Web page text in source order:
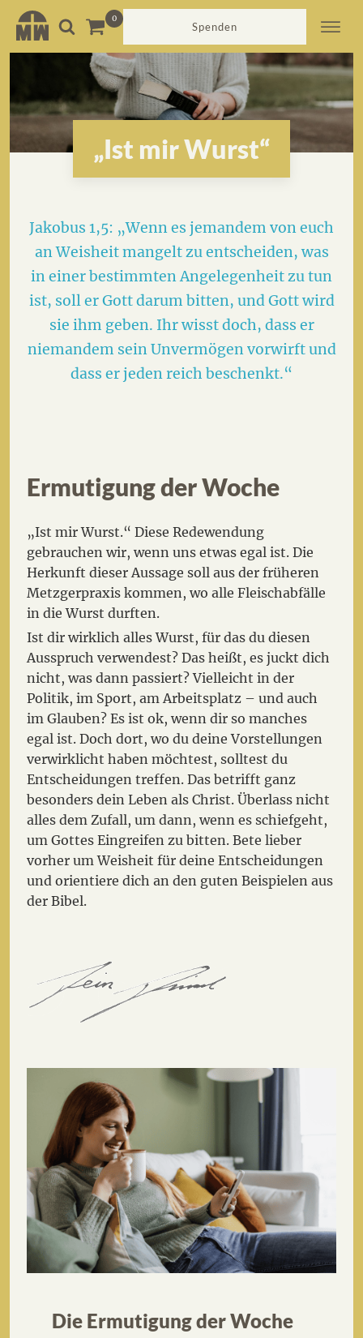
Spenden
„Ist mir Wurst“
Jakobus 1,5: „Wenn es jemandem von euch
an Weisheit mangelt zu entscheiden, was
in einer bestimmten Angelegenheit zu tun
ist, soll er Gott darum bitten, und Gott wird
sie ihm geben. Ihr wisst doch, dass er
niemandem sein Unvermögen vorwirft und
dass er jeden reich beschenkt.“
Ermutigung der Woche
„Ist mir Wurst.“ Diese Redewendung
gebrauchen wir, wenn uns etwas egal ist. Die
Herkunft dieser Aussage soll aus der früheren
Metzgerpraxis kommen, wo alle Fleischabfälle
in die Wurst durften.
Ist dir wirklich alles Wurst, für das du diesen
Ausspruch verwendest? Das heißt, es juckt dich
nicht, was dann passiert? Vielleicht in der
Politik, im Sport, am Arbeitsplatz – und auch
im Glauben? Es ist ok, wenn dir so manches
egal ist. Doch dort, wo du deine Vorstellungen
verwirklicht haben möchtest, solltest du
Entscheidungen treffen. Das betrifft ganz
besonders dein Leben als Christ. Überlass nicht
alles dem Zufall, um dann, wenn es schiefgeht,
um Gottes Eingreifen zu bitten. Bete lieber
vorher um Weisheit für deine Entscheidungen
und orientiere dich an den guten Beispielen aus
der Bibel.
Die Ermutigung der Woche